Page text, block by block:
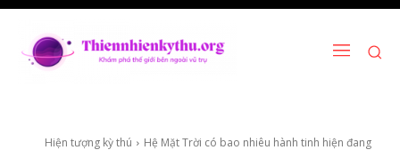
Hiện tượng kỳ thú
Hệ Mặt Trời có bao nhiêu hành tinh hiện đang